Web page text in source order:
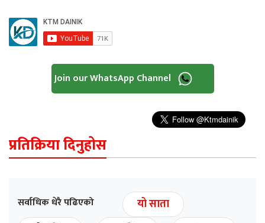
Join our WhatsApp Channel
प्रतिक्रिया दिनुहोस
सर्वाधिक धेरै पढिएको
यो साता